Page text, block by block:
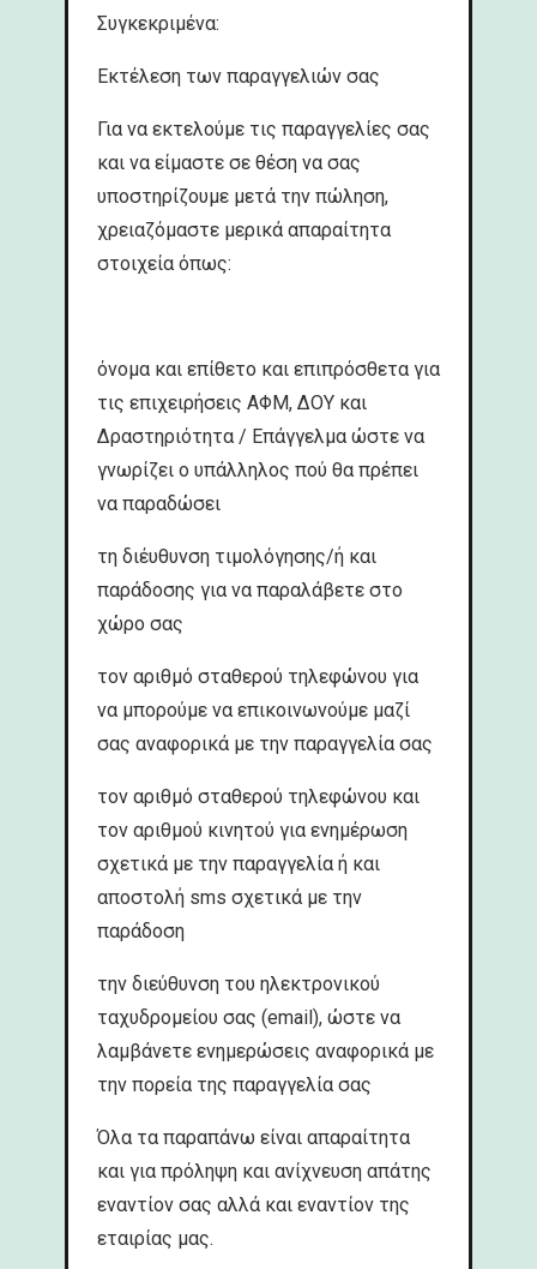
Συγκεκριμένα:
Εκτέλεση των παραγγελιών σας
Για να εκτελούμε τις παραγγελίες σας
και να είμαστε σε θέση να σας
υποστηρίζουμε μετά την πώληση,
χρειαζόμαστε μερικά απαραίτητα
στοιχεία όπως:
όνομα και επίθετο και επιπρόσθετα για
τις επιχειρήσεις ΑΦΜ, ΔΟΥ και
Δραστηριότητα / Επάγγελμα ώστε να
γνωρίζει ο υπάλληλος πού θα πρέπει
να παραδώσει
τη διέυθυνση τιμολόγησης/ή και
παράδοσης για να παραλάβετε στο
χώρο σας
τον αριθμό σταθερού τηλεφώνου για
να μπορούμε να επικοινωνούμε μαζί
σας αναφορικά με την παραγγελία σας
τον αριθμό σταθερού τηλεφώνου και
τον αριθμού κινητού για ενημέρωση
σχετικά με την παραγγελία ή και
αποστολή sms σχετικά με την
παράδοση
την διεύθυνση του ηλεκτρονικού
ταχυδρομείου σας (email), ώστε να
λαμβάνετε ενημερώσεις αναφορικά με
την πορεία της παραγγελία σας
Όλα τα παραπάνω είναι απαραίτητα
και για πρόληψη και ανίχνευση απάτης
εναντίον σας αλλά και εναντίον της
εταιρίας μας.